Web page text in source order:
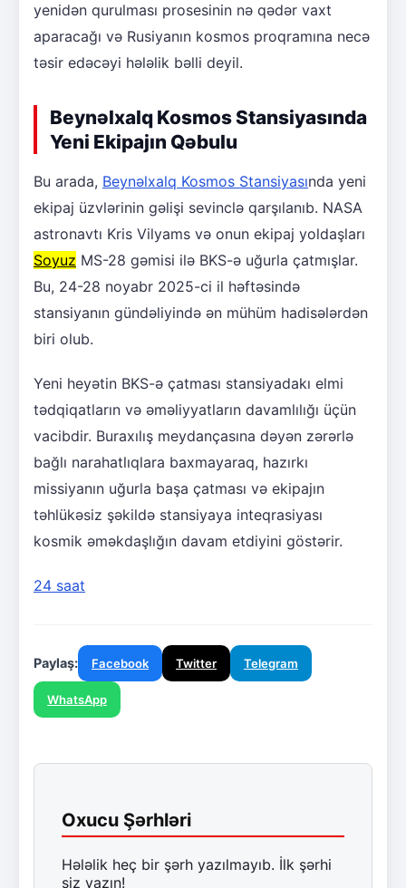
yenidən qurulması prosesinin nə qədər vaxt
aparacağı və Rusiyanın kosmos proqramına necə
təsir edəcəyi hələlik bəlli deyil.
Beynəlxalq Kosmos Stansiyasında
Yeni Ekipajın Qəbulu
Bu arada, Beynəlxalq Kosmos Stansiyasında yeni
ekipaj üzvlərinin gəlişi sevinclə qarşılanıb. NASA
astronavtı Kris Vilyams və onun ekipaj yoldaşları
Soyuz MS-28 gəmisi ilə BKS-ə uğurla çatmışlar.
Bu, 24-28 noyabr 2025-ci il həftəsində
stansiyanın gündəliyində ən mühüm hadisələrdən
biri olub.
Yeni heyətin BKS-ə çatması stansiyadakı elmi
tədqiqatların və əməliyyatların davamlılığı üçün
vacibdir. Buraxılış meydançasına dəyən zərərlə
bağlı narahatlıqlara baxmayaraq, hazırkı
missiyanın uğurla başa çatması və ekipajın
təhlükəsiz şəkildə stansiyaya inteqrasiyası
kosmik əməkdaşlığın davam etdiyini göstərir.
24 saat
Paylaş: Facebook Twitter Telegram
WhatsApp
Oxucu Şərhləri
Hələlik heç bir şərh yazılmayıb. İlk şərhi
siz yazın!